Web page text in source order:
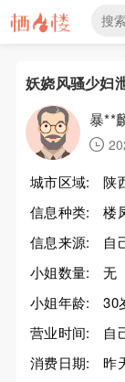
妖娆风骚少妇
暴**
城市区域:
陕
信息种类:
楼
信息来源:
自
小姐数量:
无
小姐年龄:
30
营业时间:
自
消费日期:
昨